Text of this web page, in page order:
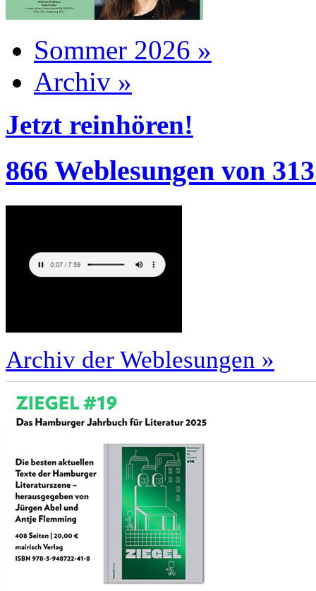
Sommer 2026 »
Archiv »
Jetzt reinhören!
866 Weblesungen von
Archiv der Weblesungen »